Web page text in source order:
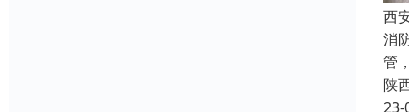
西
消
管
陕
23-